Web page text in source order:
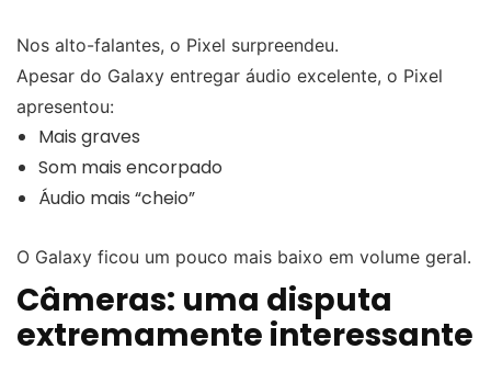
Nos alto-falantes, o Pixel surpreendeu.
Apesar do Galaxy entregar áudio excelente, o Pixel
apresentou:
Mais graves
Som mais encorpado
Áudio mais “cheio”
O Galaxy ficou um pouco mais baixo em volume geral.
Câmeras: uma disputa
extremamente interessante